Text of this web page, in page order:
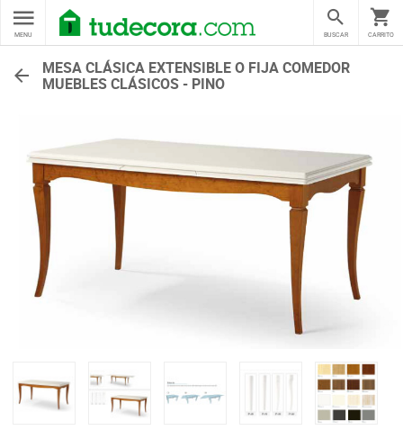
MENU CARRITO
BUSCAR
MESA CLÁSICA EXTENSIBLE O FIJA COMEDOR
MUEBLES CLÁSICOS - PINO